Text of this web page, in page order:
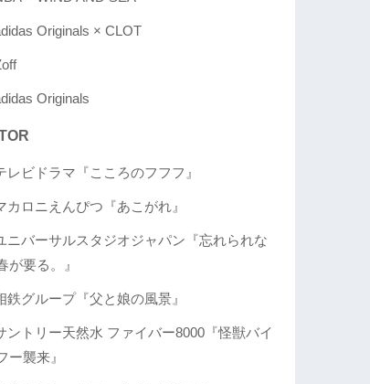
Originals × CLOT
Originals
レビドラマ『こころのフフフ』
カロニえんぴつ『あこがれ』
ニバーサルスタジオジャパン『忘れられな
が要る。』
鉄グループ『父と娘の風景』
ントリー天然水 ファイバー8000『怪獣バイ
ー襲来』